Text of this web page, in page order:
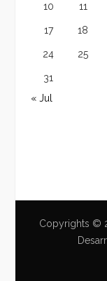
10 11
17 18
24 25
31
« Jul
Copyrights ©